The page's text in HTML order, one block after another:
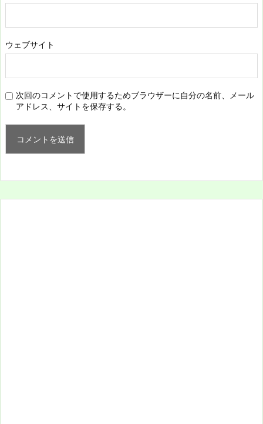
ウェブサイト
次回のコメントで使用するためブラウザーに自分の名前、メール
アドレス、サイトを保存する。